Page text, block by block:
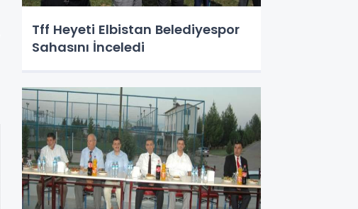
Tff Heyeti Elbistan Belediyespor
Sahasını İnceledi